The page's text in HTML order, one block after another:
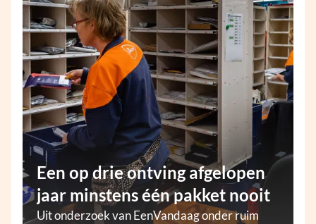
Een op drie ontving afgelopen
jaar minstens één pakket nooit
Uit onderzoek van EenVandaag onder ruim